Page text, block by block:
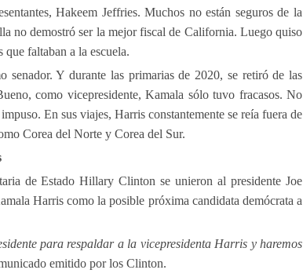
Hakeem Jeffries. Muchos no están seguros de la
no demostró ser la mejor fiscal de California. Luego quiso
que faltaban a la escuela.
senador. Y durante las primarias de 2020, se retiró de las
como vicepresidente, Kamala sólo tuvo fracasos. No
En sus viajes, Harris constantemente se reía fuera de
Corea del Norte y Corea del Sur.
de Estado Hillary Clinton se unieron al presidente Joe
Harris como la posible próxima candidata demócrata a
para respaldar a la vicepresidenta Harris y haremos
emitido por los Clinton.